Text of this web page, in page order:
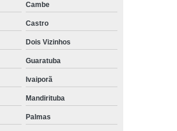
Cambe
Castro
Dois Vizinhos
Guaratuba
Ivaiporã
Mandirituba
Palmas